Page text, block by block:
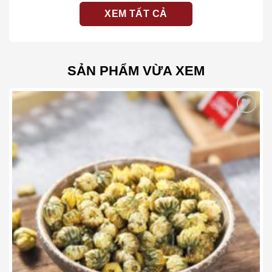
vàng để khử tính chất tươi sống, tránh gây đầy
bụng hoặc tác dụng ngược.
tự hào mang đến sản phẩm tâm sen đạt chuẩn chất
lượng cao:
Nguồn gốc rõ ràng
: Sen được canh tác tự nhiên,
không hóa chất bảo vệ thực vật.
Quy trình thủ công: Tâm sen được tách tỉ mỉ để
tránh dập nát, giữ nguyên lớp mầm xanh tươi.
Công nghệ đóng gói: Đảm bảo trà không bị ẩm
mốc, giữ trọn vẹn dược tính trong suốt thời gian
sử dụng.
XEM TẤT CẢ
SẢN PHẨM VỪA XEM
Add to wishlist